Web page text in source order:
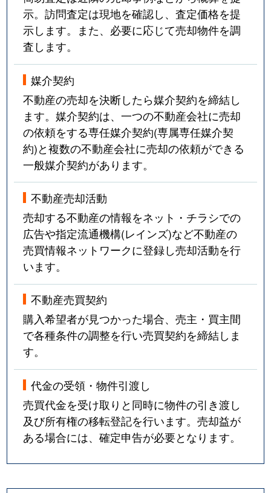
示。訪問査定は現地を確認し、査定価格を提
示します。また、必要に応じて売却物件を調
査します。
媒介契約
不動産の売却を決断したら媒介契約を締結し
ます。媒介契約は、一つの不動産会社に売却
の依頼をする専任媒介契約(専属専任媒介契
約)と複数の不動産会社に売却の依頼ができる
一般媒介契約があります。
不動産売却活動
売却する不動産の情報をネット・チラシでの
広告や指定流通機構(レインズ)など不動産の
売買情報ネットワークに登録し売却活動を行
います。
不動産売買契約
購入希望者が見つかった場合、売主・買主間
で各種条件の調整を行い売買契約を締結しま
す。
代金の受領・物件引渡し
売買代金を受け取りと同時に物件の引き渡し
及び所有権の移転登記を行います。売却益が
ある場合には、確定申告が必要となります。